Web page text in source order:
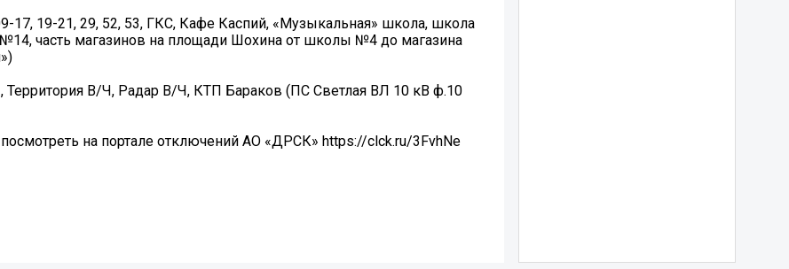
19-21, 29, 52, 53, ГКС, Кафе Каспий, «Музыкальная» школа, школа
часть магазинов на площади Шохина от школы №4 до магазина
В/Ч, Радар В/Ч, КТП Бараков (ПС Светлая ВЛ 10 кВ ф.10
на портале отключений АО «ДРСК» https://clck.ru/3FvhNe